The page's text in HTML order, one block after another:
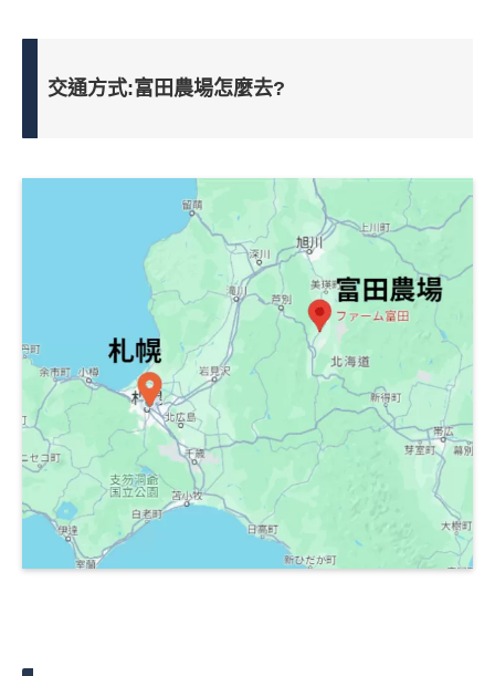
交通方式:富田農場怎麼去?